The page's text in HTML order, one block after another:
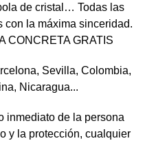
de cristal… Todas las
con la máxima sinceridad.
CONCRETA GRATIS
Sevilla, Colombia,
Nicaragua...
inmediato de la persona
y la protección, cualquier